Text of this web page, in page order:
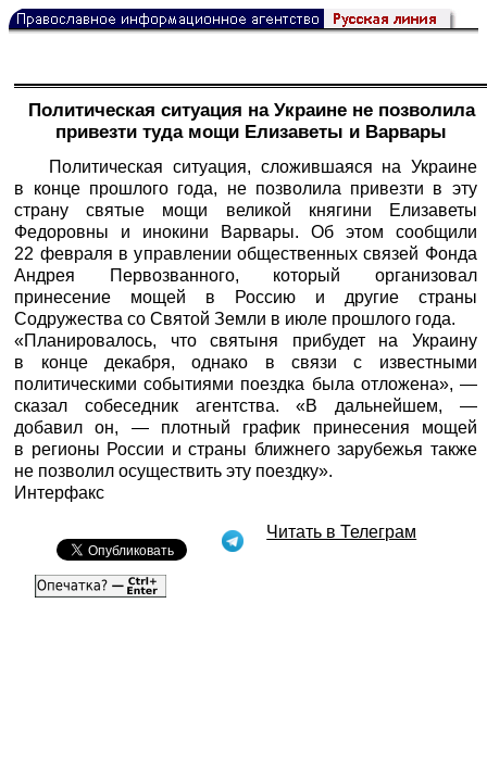
Политическая ситуация на Украине не позволила
привезти туда мощи Елизаветы и Варвары
Политическая ситуация, сложившаяся на Украине
в конце прошлого года, не позволила привезти в эту
страну святые мощи великой княгини Елизаветы
Федоровны и инокини Варвары. Об этом сообщили
22 февраля в управлении общественных связей Фонда
Андрея Первозванного, который организовал
принесение мощей в Россию и другие страны
Содружества со Святой Земли в июле прошлого года.
«Планировалось, что святыня прибудет на Украину
в конце декабря, однако в связи с известными
политическими событиями поездка была отложена», —
сказал собеседник агентства. «В дальнейшем, —
добавил он, — плотный график принесения мощей
в регионы России и страны ближнего зарубежья также
не позволил осуществить эту поездку».
Интерфакс
Читать в Телеграм